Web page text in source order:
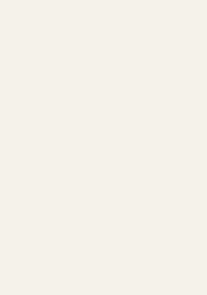
(Il sospettato per NO